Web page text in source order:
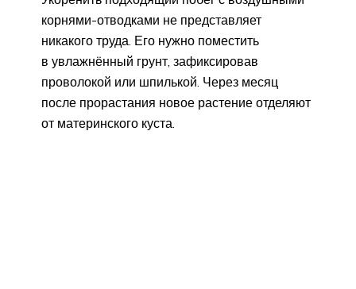
корнями-отводками не представляет
никакого труда. Его нужно поместить
в увлажнённый грунт, зафиксировав
проволокой или шпилькой. Через месяц
после прорастания новое растение отделяют
от материнского куста.